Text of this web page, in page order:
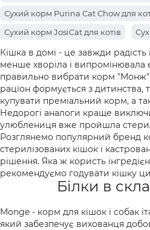
Сухий корм Purina Cat Chow для
Сухий корм JosiCat для котів
Сухий корм Farmina для котів
Сухий корм Canina для котів
Сухий корм Farmina Matisse для
Сухий корм Acana для котів
Сухий корм Optimeal Beauty для
Сухий корм Purina Pro Plan для котів
Сухий корм Royal Canin для котів
Сухий корм Club 4 Paws для котів
Сухий корм Brit Care для котів
Кішка в домі - це завжди
менше хворіла і випромінювала
правильно вибрати корм "Монж"
раціон формується з
купувати преміальний корм, а
Недорогі аналоги краще
улюблениця вже пройшла
Розглянемо популярний бренд
стерилізованих кішок і
рішення. Яка ж користь
рекомендуємо годувати кішку
Білки в
Monge - корм для кішок і собак
який забезпечує вихованця